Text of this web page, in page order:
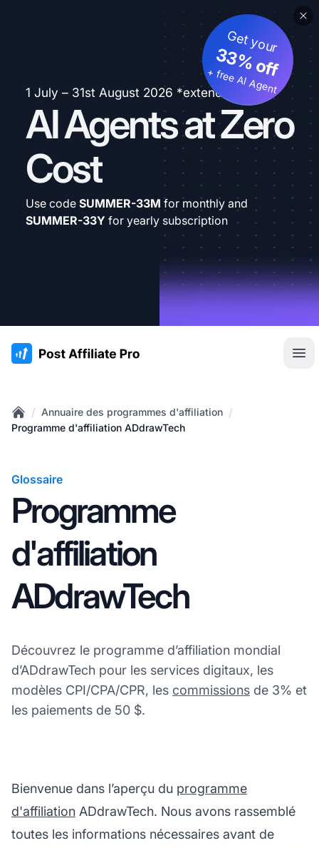
1 July – 31st August 2026 *extended
AI Agents at Zero
Cost
Get your
33% off
+ free AI Agent
Use code SUMMER-33M for monthly and
SUMMER-33Y for yearly subscription
:site.title
Home
/ Annuaire des programmes d'affiliation /
Programme d'affiliation ADdrawTech
Glossaire
Programme
d'affiliation
ADdrawTech
Découvrez le programme d’affiliation mondial
d’ADdrawTech pour les services digitaux, les
modèles CPI/CPA/CPR, les commissions de 3% et
les paiements de 50 $.
Bienvenue dans l’aperçu du programme
d'affiliation ADdrawTech. Nous avons rassemblé
toutes les informations nécessaires avant de